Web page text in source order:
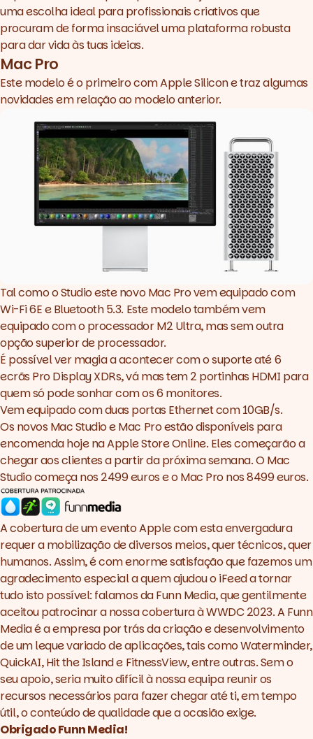
uma escolha ideal para profissionais criativos que
procuram de forma insaciável uma plataforma robusta
para dar vida às tuas ideias.
Mac Pro
Este modelo é o primeiro com Apple Silicon e traz algumas
novidades em relação ao modelo anterior.
Tal como o Studio este novo Mac Pro vem equipado com
Wi-Fi 6E e Bluetooth 5.3. Este modelo também vem
equipado com o processador M2 Ultra, mas sem outra
opção superior de processador.
É possível ver magia a acontecer com o suporte até 6
ecrãs Pro Display XDRs, vá mas tem 2 portinhas HDMI para
quem só pode sonhar com os 6 monitores.
Vem equipado com duas portas Ethernet com 10GB/s.
Os novos Mac Studio e Mac Pro estão disponíveis para
encomenda hoje na Apple Store Online. Eles começarão a
chegar aos clientes a partir da próxima semana. O Mac
Studio começa nos 2499 euros e o Mac Pro nos 8499 euros.
A cobertura de um evento Apple com esta envergadura
requer a mobilização de diversos meios, quer técnicos, quer
humanos. Assim, é com enorme satisfação que fazemos um
agradecimento especial a quem ajudou oiFeeda tornar
tudo isto possível: falamos daFunn Media, que gentilmente
aceitou patrocinar a nossa cobertura à WWDC 2023. A Funn
Mediaé a empresa por trás da criação e desenvolvimento
de um leque variado de aplicações, tais comoWaterminder,
QuickAI,Hit the Islande FitnessView, entre outras. Sem o
seu apoio, seria muito difícil à nossa equipa reunir os
recursos necessários para fazer chegar até ti, em tempo
útil, o conteúdo de qualidade que a ocasião exige.
ObrigadoFunn Media!